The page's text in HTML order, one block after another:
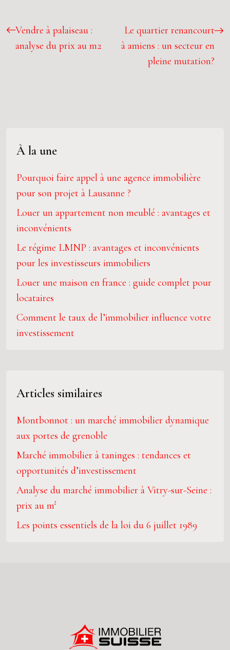
Vendre à palaiseau :
analyse du prix au m2
Le quartier renancourt
à amiens : un secteur en
pleine mutation?
À la une
Pourquoi faire appel à une agence immobilière
pour son projet à Lausanne ?
Louer un appartement non meublé : avantages et
inconvénients
Le régime LMNP : avantages et inconvénients
pour les investisseurs immobiliers
Louer une maison en france : guide complet pour
locataires
Comment le taux de l’immobilier influence votre
investissement
Articles similaires
Montbonnot : un marché immobilier dynamique
aux portes de grenoble
Marché immobilier à taninges : tendances et
opportunités d’investissement
Analyse du marché immobilier à Vitry-sur-Seine :
prix au m²
Les points essentiels de la loi du 6 juillet 1989